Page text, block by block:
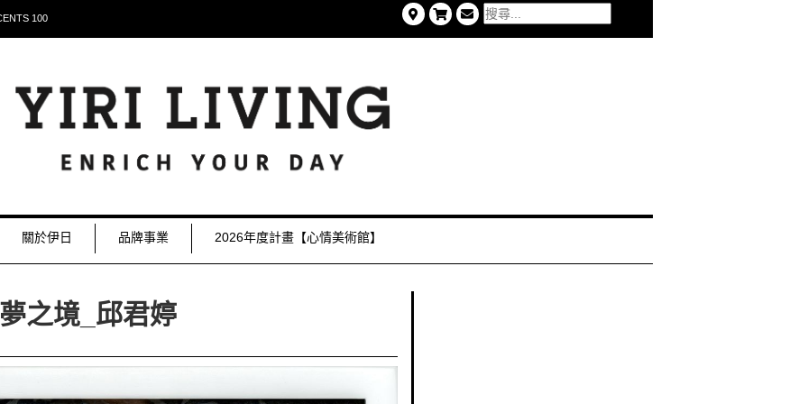
100
關於伊日 品牌事業 2026年度計畫【心情美術館】
之境_邱君婷